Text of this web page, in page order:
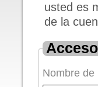
usted es
de la
Nombre de